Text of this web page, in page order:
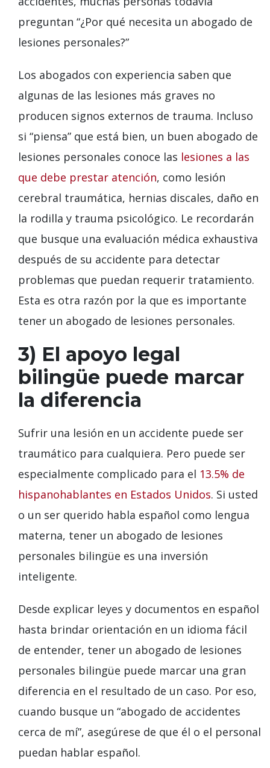
preguntan “¿Por qué necesita un abogado de
lesiones personales?”
Los abogados con experiencia saben que
algunas de las lesiones más graves no
producen signos externos de trauma. Incluso
si “piensa” que está bien, un buen abogado de
lesiones personales conoce las lesiones a las
que debe prestar atención, como lesión
cerebral traumática, hernias discales, daño en
la rodilla y trauma psicológico. Le recordarán
que busque una evaluación médica exhaustiva
después de su accidente para detectar
problemas que puedan requerir tratamiento.
Esta es otra razón por la que es importante
tener un abogado de lesiones personales.
3) El apoyo legal
bilingüe puede marcar
la diferencia
Sufrir una lesión en un accidente puede ser
traumático para cualquiera. Pero puede ser
especialmente complicado para el 13.5% de
hispanohablantes en Estados Unidos. Si usted
o un ser querido habla español como lengua
materna, tener un abogado de lesiones
personales bilingüe es una inversión
inteligente.
Desde explicar leyes y documentos en español
hasta brindar orientación en un idioma fácil
de entender, tener un abogado de lesiones
personales bilingüe puede marcar una gran
diferencia en el resultado de un caso. Por eso,
cuando busque un “abogado de accidentes
cerca de mí”, asegúrese de que él o el personal
puedan hablar español.